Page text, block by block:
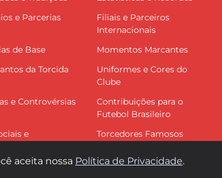
e Parcerias
Filiais e Parceiros
Internacionais
de Base
Momentos Marcantes
da Torcida
Uniformes e Cores do
Clube
e Controvérsias
Contribuições para o
Futebol Brasileiro
e
Torcedores Famosos
© 2026 Flapress. Todos os direitos reservados.
aceita nossa Política de Privacidade.